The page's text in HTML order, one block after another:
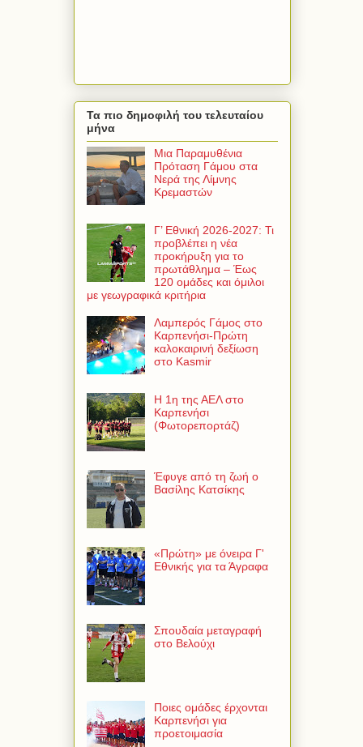
Τα πιο δημοφιλή του τελευταίου
μήνα
Μια Παραμυθένια
Πρόταση Γάμου στα
Νερά της Λίμνης
Κρεμαστών
Γ’ Εθνική 2026-2027: Τι
προβλέπει η νέα
προκήρυξη για το
πρωτάθλημα – Έως
120 ομάδες και όμιλοι
με γεωγραφικά κριτήρια
Λαμπερός Γάμος στο
Καρπενήσι-Πρώτη
καλοκαιρινή δεξίωση
στο Kasmir
Η 1η της ΑΕΛ στο
Καρπενήσι
(Φωτορεπορτάζ)
Έφυγε από τη ζωή ο
Βασίλης Κατσίκης
«Πρώτη» με όνειρα Γ'
Εθνικής για τα Άγραφα
Σπουδαία μεταγραφή
στο Βελούχι
Ποιες ομάδες έρχονται
Καρπενήσι για
προετοιμασία